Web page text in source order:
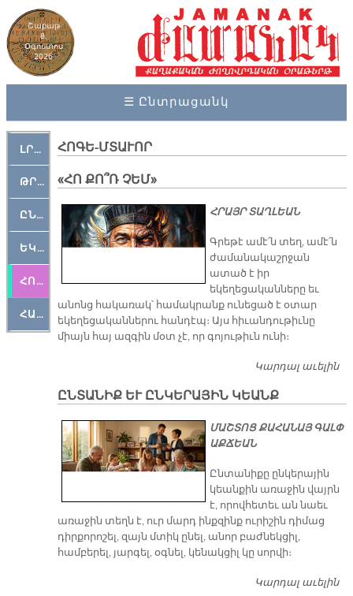
Շաբաթ
8,
Օգոստոս
2026
☰ Ընտրացանկ
ԼՐԱՀՈՍ
ԹՐՔԱՀԱՅ ԿԵԱՆՔ
ԸՆԿԵՐԱՄՇԱԿՈՒԹԱՅԻՆ
ԵԿԵՂԵՑԱԿԱՆ
ՀՈԳԵՄՏԱՒՈՐ
ՀԱՐԹԱԿ
ՀՈԳԵ-ՄՏԱՒՈՐ
«ՀՈ ՔՈ՞Ռ ՉԵՄ»
ՀՐԱՅՐ ՏԱՂԼԵԱՆ
Գրեթէ ամէ՛ն տեղ, ամէ՛ն
ժամանակաշրջան
ատած է իր
եկեղեցականները եւ
անոնց հակառակ՝ համակրանք ունեցած է օտար
եկեղեցականներու հանդէպ։ Այս հիւանդութիւնը
միայն հայ ազգին մօտ չէ, որ գոյութիւն ունի։
Կարդալ աւելին
ԸՆՏԱՆԻՔ ԵՒ ԸՆԿԵՐԱՅԻՆ ԿԵԱՆՔ
ՄԱՇՏՈՑ ՔԱՀԱՆԱՅ ԳԱԼՓ
ԱՔՃԵԱՆ
Ընտանիքը ընկերային
կեանքին առաջին վայրն
է, որովհետեւ ան նաեւ
առաջին տեղն է, ուր մարդ ինքզինք ուրիշին դիմաց
դիրքորոշել, զայն մտիկ ընել, անոր բաժնեկցիլ,
համբերել, յարգել, օգնել, կենակցիլ կը սորվի։
Կարդալ աւելին